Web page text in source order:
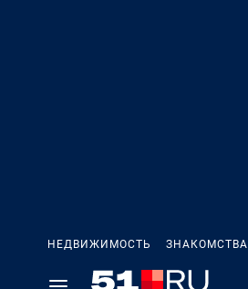
НЕДВИЖИМОСТЬ ЗНАКОМСТВА